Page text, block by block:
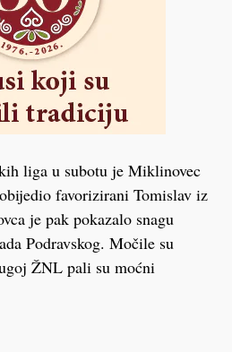
liga u subotu je Miklinovec
favorizirani Tomislav iz
je pak pokazalo snagu
Podravskog. Močile su
ŽNL pali su moćni